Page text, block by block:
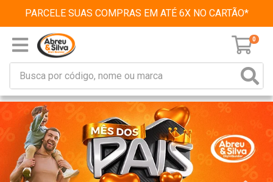
PARCELE SUAS COMPRAS EM ATÉ 6X NO CARTÃO*
0